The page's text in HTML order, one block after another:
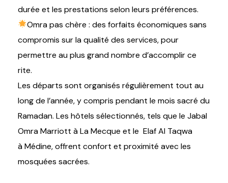
durée et les prestations selon leurs préférences.
Omra pas chère : des forfaits économiques sans
compromis sur la qualité des services, pour
permettre au plus grand nombre d’accomplir ce
rite.
Les départs sont organisés régulièrement tout au
long de l’année, y compris pendant le mois sacré du
Ramadan. Les hôtels sélectionnés, tels que le Jabal
Omra Marriott à La Mecque et le Elaf Al Taqwa
à Médine, offrent confort et proximité avec les
mosquées sacrées.